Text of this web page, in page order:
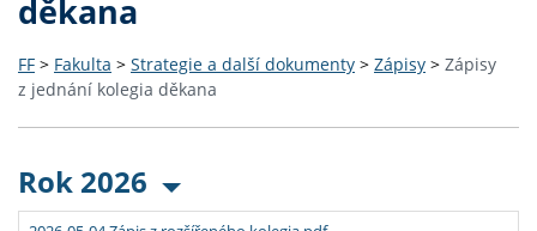
děkana
FF > Fakulta > Strategie a další dokumenty > Zápisy > Zápisy
z jednání kolegia děkana
Rok 2026